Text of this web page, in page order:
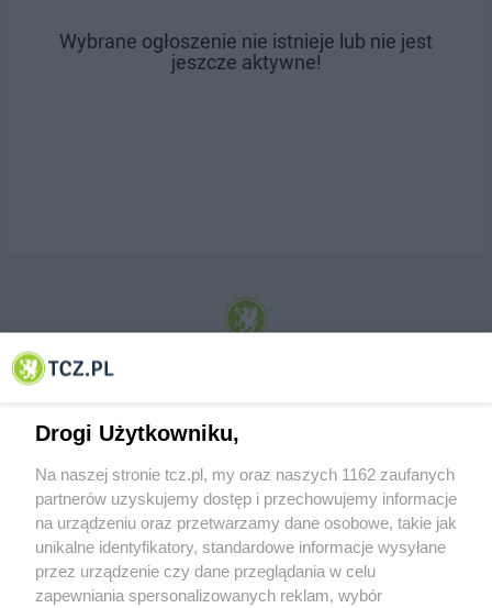
Wybrane ogłoszenie nie istnieje lub nie jest
jeszcze aktywne!
© 2001-2026 Tczew - TCZ.PL Sp. z o.o. Internetowy Serwis Informacyjny Miasta
O FIRMIE POLITYKA PRYWATNOŚCI HOSTING
Drogi Użytkowniku,
Na naszej stronie tcz.pl, my oraz naszych 1162 zaufanych
partnerów uzyskujemy dostęp i przechowujemy informacje
na urządzeniu oraz przetwarzamy dane osobowe, takie jak
unikalne identyfikatory, standardowe informacje wysyłane
przez urządzenie czy dane przeglądania w celu
zapewniania spersonalizowanych reklam, wybór